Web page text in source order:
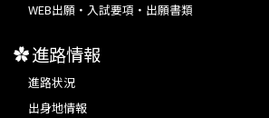
WEB出願・入試要項・出願書類
進路情報
進路状況
出身地情報